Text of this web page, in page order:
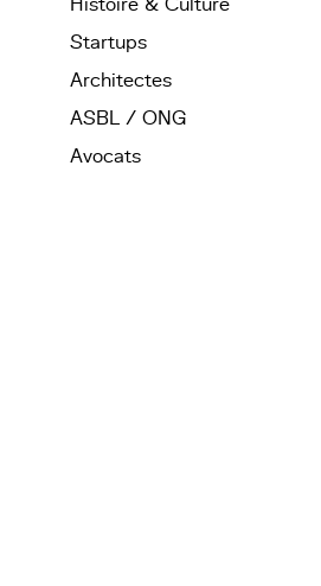
Histoire & Culture
Startups
Architectes
ASBL / ONG
Avocats